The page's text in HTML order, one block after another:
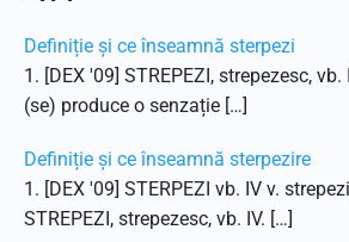
Definiție și ce înseamnă sterpezi
1. [DEX '09] STREPEZI, strepezesc,
(se) produce o senzație […]
Definiție și ce înseamnă sterpezire
1. [DEX '09] STERPEZI vb. IV v.
STREPEZI, strepezesc, vb. IV. […]